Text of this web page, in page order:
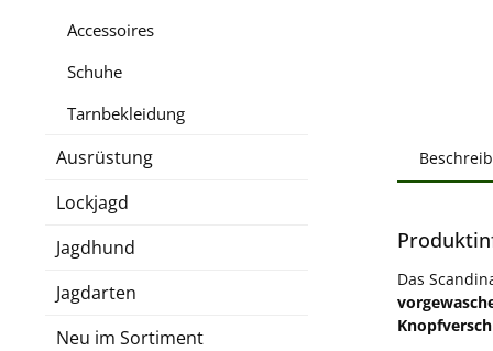
Accessoires
Schuhe
Tarnbekleidung
Ausrüstung
Lockjagd
Jagdhund
Jagdarten
Neu im Sortiment
Das